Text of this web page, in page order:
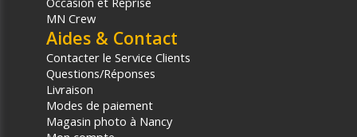
MN Crew
Aides & Contact
Contacter le Service Clients
Questions/Réponses
Livraison
Modes de paiement
Magasin photo à Nancy